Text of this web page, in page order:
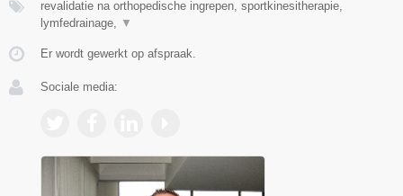
revalidatie na orthopedische ingrepen, sportkinesitherapie,
lymfedrainage,
▼
Er wordt gewerkt op afspraak.
Sociale media: